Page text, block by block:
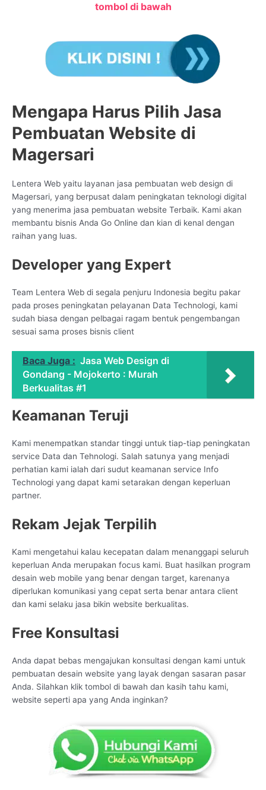
tombol di bawah
Mengapa Harus Pilih Jasa
Pembuatan Website di
Magersari
Lentera Web yaitu layanan jasa pembuatan web design di
Magersari, yang berpusat dalam peningkatan teknologi digital
yang menerima jasa pembuatan website Terbaik. Kami akan
membantu bisnis Anda Go Online dan kian di kenal dengan
raihan yang luas.
Developer yang Expert
Team Lentera Web di segala penjuru Indonesia begitu pakar
pada proses peningkatan pelayanan Data Technologi, kami
sudah biasa dengan pelbagai ragam bentuk pengembangan
sesuai sama proses bisnis client
Baca Juga : Jasa Web Design di
Gondang - Mojokerto : Murah
Berkualitas #1
Keamanan Teruji
Kami menempatkan standar tinggi untuk tiap-tiap peningkatan
service Data dan Tehnologi. Salah satunya yang menjadi
perhatian kami ialah dari sudut keamanan service Info
Technologi yang dapat kami setarakan dengan keperluan
partner.
Rekam Jejak Terpilih
Kami mengetahui kalau kecepatan dalam menanggapi seluruh
keperluan Anda merupakan focus kami. Buat hasilkan program
desain web mobile yang benar dengan target, karenanya
diperlukan komunikasi yang cepat serta benar antara client
dan kami selaku jasa bikin website berkualitas.
Free Konsultasi
Anda dapat bebas mengajukan konsultasi dengan kami untuk
pembuatan desain website yang layak dengan sasaran pasar
Anda. Silahkan klik tombol di bawah dan kasih tahu kami,
website seperti apa yang Anda inginkan?